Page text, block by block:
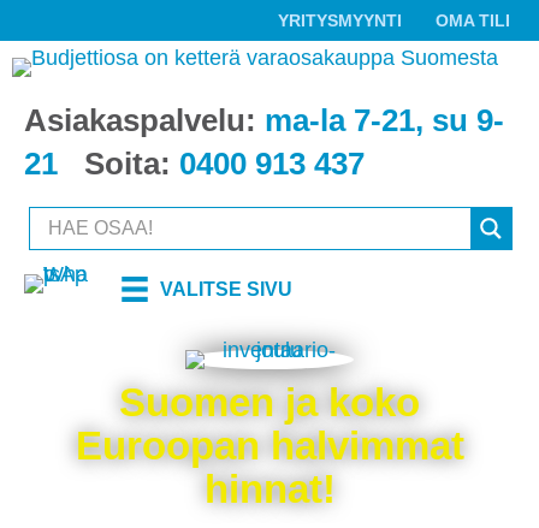
YRITYSMYYNTI OMA TILI
Asiakaspalvelu: ma-la 7-21, su 9-
21
Soita: 0400 913 437
VALITSE SIVU
Suomen ja koko
Euroopan halvimmat
hinnat!